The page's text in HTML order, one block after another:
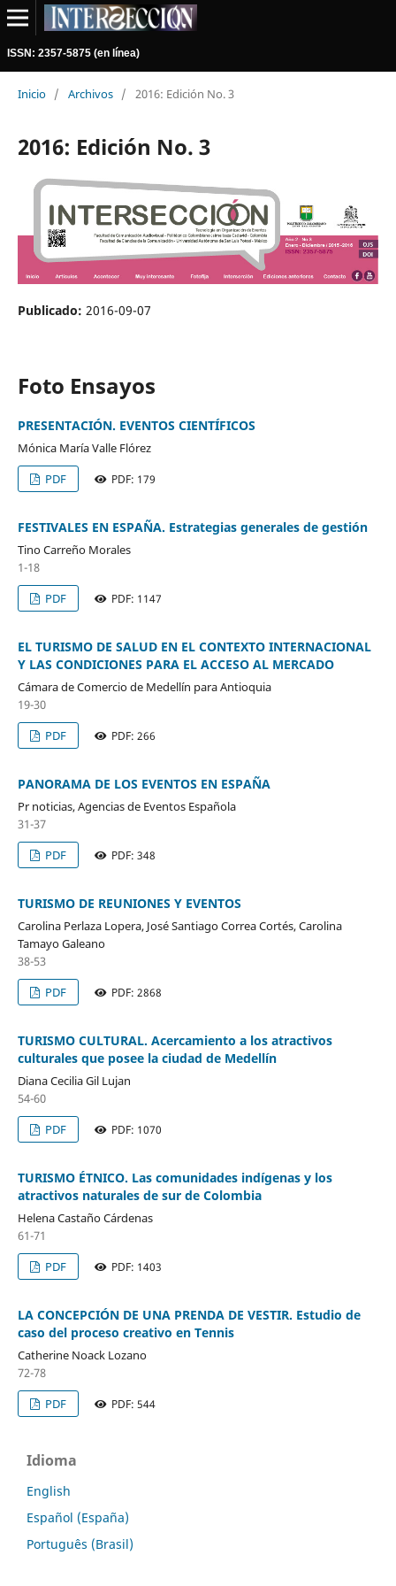
ISSN: 2357-5875 (en línea)
Inicio / Archivos / 2016: Edición No. 3
2016: Edición No. 3
Publicado: 2016-09-07
Foto Ensayos
PRESENTACIÓN. EVENTOS CIENTÍFICOS
Mónica María Valle Flórez
PDF
PDF: 179
FESTIVALES EN ESPAÑA. Estrategias generales de gestión
Tino Carreño Morales
1-18
PDF
PDF: 1147
EL TURISMO DE SALUD EN EL CONTEXTO INTERNACIONAL
Y LAS CONDICIONES PARA EL ACCESO AL MERCADO
Cámara de Comercio de Medellín para Antioquia
19-30
PDF
PDF: 266
PANORAMA DE LOS EVENTOS EN ESPAÑA
Pr noticias, Agencias de Eventos Española
31-37
PDF
PDF: 348
TURISMO DE REUNIONES Y EVENTOS
Carolina Perlaza Lopera, José Santiago Correa Cortés, Carolina
Tamayo Galeano
38-53
PDF
PDF: 2868
TURISMO CULTURAL. Acercamiento a los atractivos
culturales que posee la ciudad de Medellín
Diana Cecilia Gil Lujan
54-60
PDF
PDF: 1070
TURISMO ÉTNICO. Las comunidades indígenas y los
atractivos naturales de sur de Colombia
Helena Castaño Cárdenas
61-71
PDF
PDF: 1403
LA CONCEPCIÓN DE UNA PRENDA DE VESTIR. Estudio de
caso del proceso creativo en Tennis
Catherine Noack Lozano
72-78
PDF
PDF: 544
Idioma
English
Español (España)
Português (Brasil)